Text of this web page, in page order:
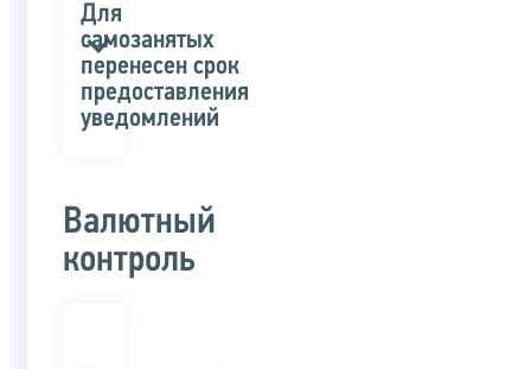
Для
самозанятых
перенесен срок
предоставления
уведомлений
Валютный
контроль